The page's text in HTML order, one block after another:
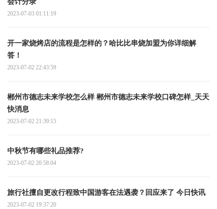
2023-07-03 01:11:19
开一家烧烤店的流程是怎样的？哈比比串烧加盟为你详细解
答！
2023-07-02 22:43:59
郴州市德志未来学校怎么样 郴州市德志未来学校口碑怎样_天天
快消息
2023-07-02 21:39:15
中秋节有哪些礼品推荐?
2023-07-02 20:58:04
旅行社擅自更改行程致中国游客在法遇袭？回应来了 今日快讯
2023-07-02 19:37:20